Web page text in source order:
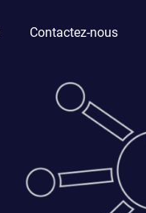
Contactez-nous